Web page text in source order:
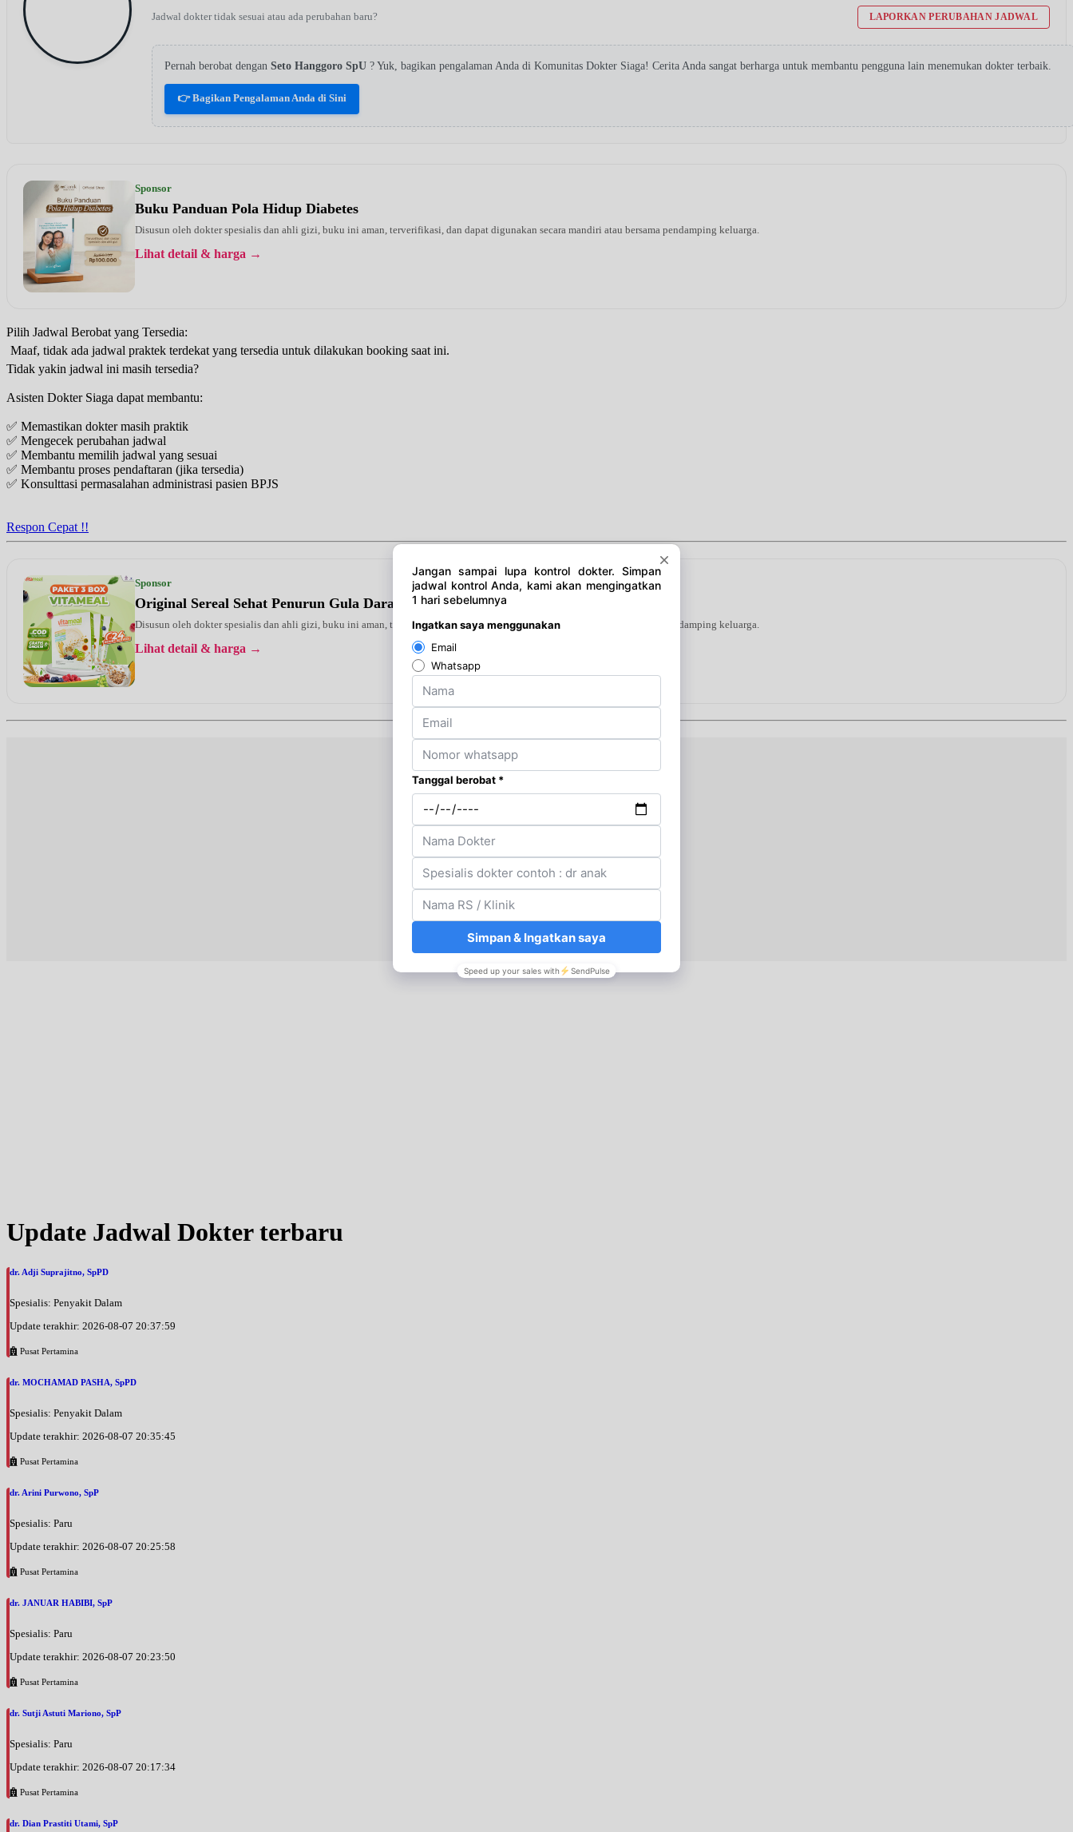
Jadwal dokter tidak sesuai atau ada perubahan baru? LAPORKAN PERUBAHAN JADWAL
Pernah berobat dengan Seto Hanggoro SpU ? Yuk, bagikan pengalaman Anda di Komunitas Dokter Siaga! Cerita Anda sangat berharga untuk membantu pengguna lain menemukan dokter terbaik.
👉 Bagikan Pengalaman Anda di Sini
Sponsor
Buku Panduan Pola Hidup Diabetes
Disusun oleh dokter spesialis dan ahli gizi, buku ini aman, terverifikasi, dan dapat digunakan secara mandiri atau bersama pendamping keluarga.
Lihat detail & harga →
Pilih Jadwal Berobat yang Tersedia:
Maaf, tidak ada jadwal praktek terdekat yang tersedia untuk dilakukan booking saat ini.
Tidak yakin jadwal ini masih tersedia?
Asisten Dokter Siaga dapat membantu:
✅ Memastikan dokter masih praktik
✅ Mengecek perubahan jadwal
✅ Membantu memilih jadwal yang sesuai
✅ Membantu proses pendaftaran (jika tersedia)
✅ Konsulttasi permasalahan administrasi pasien BPJS
Respon Cepat !!
Sponsor
Original Sereal Sehat Penurun Gula Darah Tanpa Efek Samping
Disusun oleh dokter spesialis dan ahli gizi, buku ini aman, terverifikasi, dan dapat digunakan secara mandiri atau bersama pendamping keluarga.
Lihat detail & harga →
Update Jadwal Dokter terbaru
dr. Adji Suprajitno, SpPD
Spesialis: Penyakit Dalam
Update terakhir: 2026-08-07 20:37:59
Pusat Pertamina
dr. MOCHAMAD PASHA, SpPD
Spesialis: Penyakit Dalam
Update terakhir: 2026-08-07 20:35:45
Pusat Pertamina
dr. Arini Purwono, SpP
Spesialis: Paru
Update terakhir: 2026-08-07 20:25:58
Pusat Pertamina
dr. JANUAR HABIBI, SpP
Spesialis: Paru
Update terakhir: 2026-08-07 20:23:50
Pusat Pertamina
dr. Sutji Astuti Mariono, SpP
Spesialis: Paru
Update terakhir: 2026-08-07 20:17:34
Pusat Pertamina
dr. Dian Prastiti Utami, SpP